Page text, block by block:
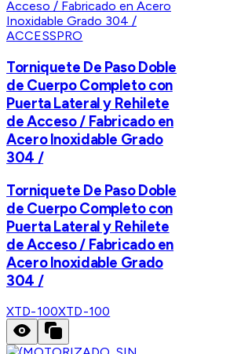
ACCESSPRO
Torniquete De Paso Doble
de Cuerpo Completo con
Puerta Lateral y Rehilete
de Acceso / Fabricado en
Acero Inoxidable Grado
304 /
Torniquete De Paso Doble
de Cuerpo Completo con
Puerta Lateral y Rehilete
de Acceso / Fabricado en
Acero Inoxidable Grado
304 /
XTD-100XTD-100